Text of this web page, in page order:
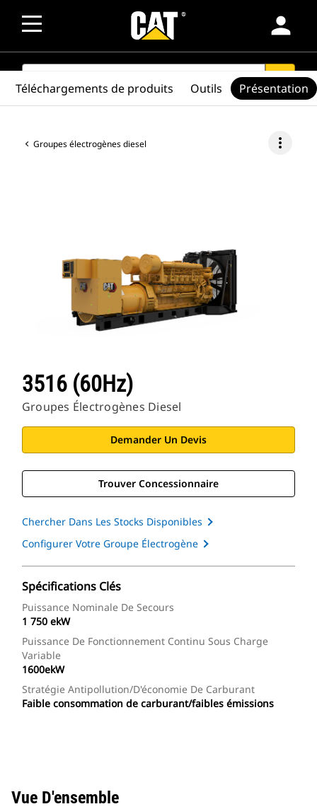
person
SEARCH search
Groupes électrogènes diesel more_vert
3516 (60Hz)
Groupes Électrogènes Diesel
Demander Un Devis
Trouver Concessionnaire
Chercher Dans Les Stocks Disponibles
Configurer Votre Groupe Électrogène
Spécifications Clés
Puissance Nominale De Secours
1 750 ekW
Puissance De Fonctionnement Continu Sous Charge
Variable
1600ekW
Stratégie Antipollution/d'économie De Carburant
Faible consommation de carburant/faibles émissions
Téléchargements de produits Outils Présentation
Vue D'ensemble